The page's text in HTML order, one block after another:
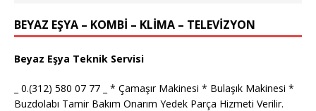
BEYAZ EŞYA – KOMBİ – KLİMA – TELEVİZYON
Beyaz Eşya Teknik Servisi
_ 0.(312) 580 07 77 _ * Çamaşır Makinesi * Bulaşık Makinesi *
Buzdolabı Tamir Bakım Onarım Yedek Parça Hizmeti Verilir.